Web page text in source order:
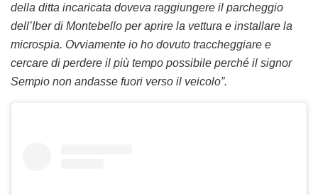
della ditta incaricata doveva raggiungere il parcheggio
dell’Iber di Montebello per aprire la vettura e installare la
microspia. Ovviamente io ho dovuto traccheggiare e
cercare di perdere il più tempo possibile perché il signor
Sempio non andasse fuori verso il veicolo”.